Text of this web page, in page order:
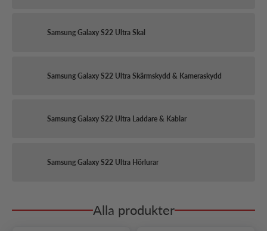
Samsung Galaxy S22 Ultra Skal
Samsung Galaxy S22 Ultra Skärmskydd & Kameraskydd
Samsung Galaxy S22 Ultra Laddare & Kablar
Samsung Galaxy S22 Ultra Hörlurar
Alla produkter